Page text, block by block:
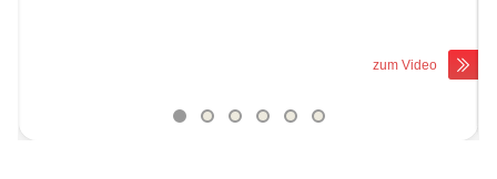
zum Video